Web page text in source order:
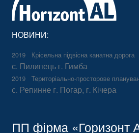
НОВИНИ:
2019 Крісельна підвісна канатна дорога
с. Пилипець г. Гимба
2019 Територіально-просторове
с. Репинне г. Погар, г. Кічера
ПП фірма «Горизонт